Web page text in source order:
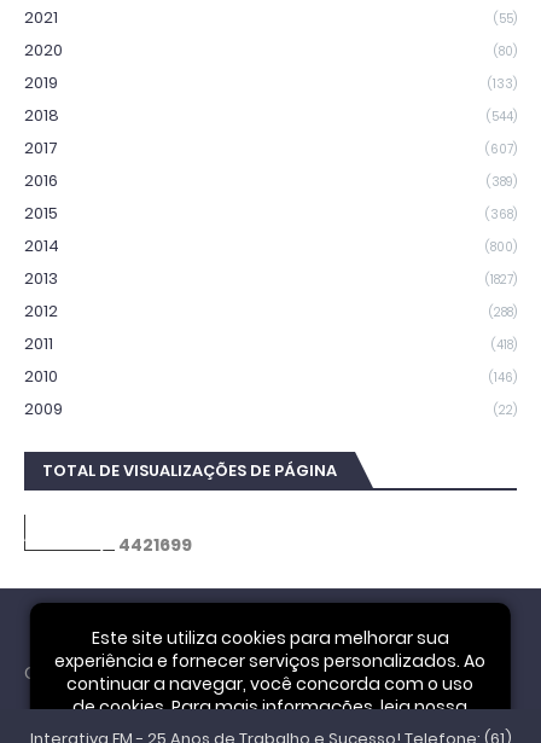
2021 (55)
2020 (80)
2019 (133)
2018 (544)
2017 (607)
2016 (389)
2015 (368)
2014 (800)
2013 (1827)
2012 (288)
2011 (418)
2010 (146)
2009 (22)
TOTAL DE VISUALIZAÇÕES DE PÁGINA
4421699
Cookie Notice
Este site utiliza cookies para melhorar sua
experiência e fornecer serviços personalizados. Ao
continuar a navegar, você concorda com o uso
de cookies. Para mais informações, leia nossa
Interativa FM - 25 Anos de Trabalho e Sucesso! Telefone: (61)